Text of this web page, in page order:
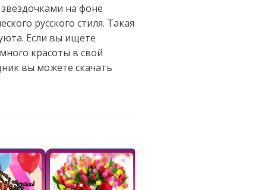
на фоне
русского стиля. Такая
Если вы ищете
красоты в свой
вы можете скачать